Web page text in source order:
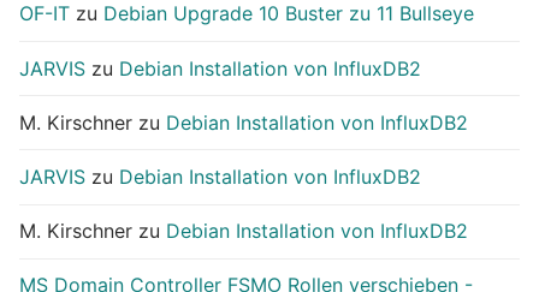
OF-IT zu Debian Upgrade 10 Buster zu 11 Bullseye
JARVIS zu Debian Installation von InfluxDB2
M. Kirschner zu Debian Installation von InfluxDB2
JARVIS zu Debian Installation von InfluxDB2
M. Kirschner zu Debian Installation von InfluxDB2
MS Domain Controller FSMO Rollen verschieben -